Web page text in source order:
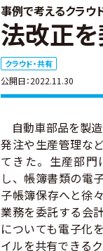
事例で考えるクラウ
法改正
クラウド・共有
公開日：2022.11.30
自動車部品を製
発注や生産管理な
てきた。生産部
し、帳簿書類の電
子帳簿保存へと徐
業務を委託する会
についても電子化
イルを共有できる